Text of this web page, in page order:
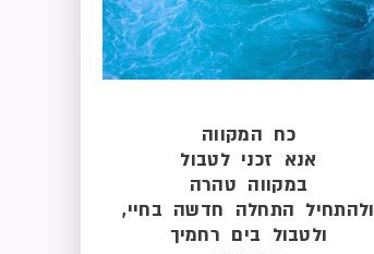
כח המקווה
אנא זכני לטבול
במקווה טהרה
ולהתחיל התחלה חדשה בחיי,
ולטבול בים רחמיך